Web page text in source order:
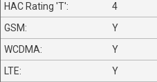
4
Y
Y
Y